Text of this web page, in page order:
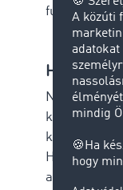
fuvardíj
Hogyan
Nézzünk
követhető
kiválasztott
Honnan és
augusztus